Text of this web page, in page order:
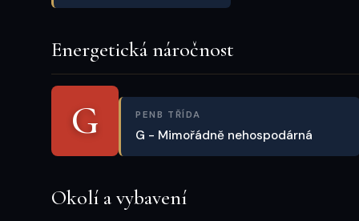
Energetická náročnost
G PENB TŘÍDA
G - Mimořádně nehospodárná
Okolí a vybavení